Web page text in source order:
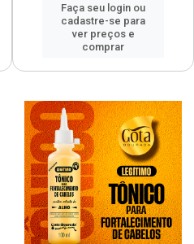
Faça seu login ou
cadastre-se para
ver preços e
comprar